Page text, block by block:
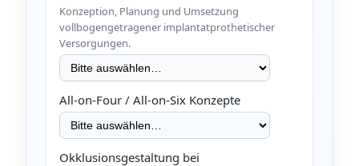
Konzeption, Planung und Umsetzung
vollbogengetragener implantatprothetischer
Versorgungen.
All-on-Four / All-on-Six Konzepte
Okklusionsgestaltung bei